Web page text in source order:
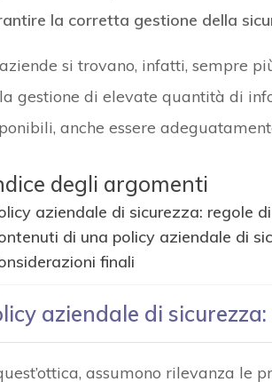
la corretta gestione della
si trovano, infatti, sempre
gestione di elevate quantità di
anche essere
degli argomenti
aziendale di sicurezza: regole
di una policy aziendale di
finali
aziendale di
assumono rilevanza le